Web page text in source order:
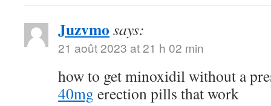
Juzvmo says:
21 août 2023 at 21 h 02 min
how to get minoxidil without a
40mg erection pills that work